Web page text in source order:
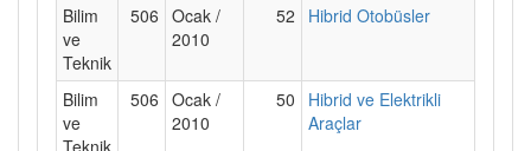
Bilim
ve
Teknik
506 Ocak /
2010
52 Hibrid Otobüsler
Bilim
ve
Teknik
506 Ocak /
2010
50
Hibrid ve Elektrikli
Araçlar